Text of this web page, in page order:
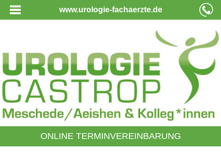
www.urologie-fachaerzte.de
ONLINE TERMINVEREINBARUNG